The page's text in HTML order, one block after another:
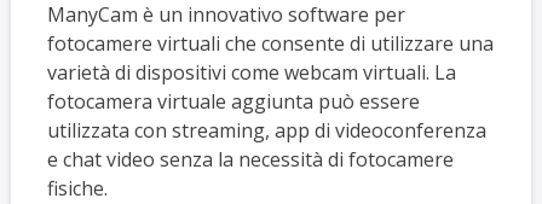
ManyCam è un innovativo software per
fotocamere virtuali che consente di utilizzare una
varietà di dispositivi come webcam virtuali. La
fotocamera virtuale aggiunta può essere
utilizzata con streaming, app di videoconferenza
e chat video senza la necessità di fotocamere
fisiche.